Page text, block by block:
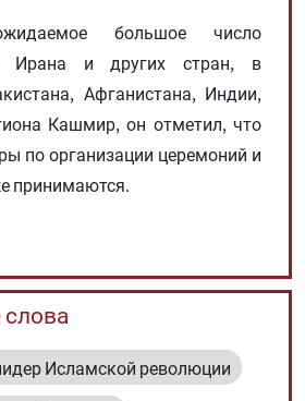
большое число
Ирана и других стран, в
Афганистана, Индии,
Кашмир, он отметил, что
по организации церемоний и
принимаются.
Исламской революции